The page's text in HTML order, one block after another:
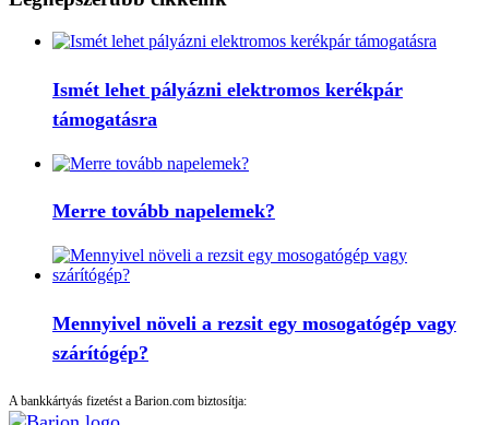
Ismét lehet pályázni elektromos kerékpár
támogatásra
Merre tovább napelemek?
Mennyivel növeli a rezsit egy mosogatógép vagy
szárítógép?
A bankkártyás fizetést a Barion.com biztosítja: